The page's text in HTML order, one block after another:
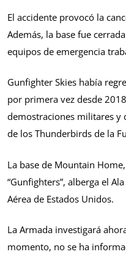
El accidente provocó la
Además, la base fue
equipos de emergencia
Gunfighter Skies había
por primera vez desde
demostraciones militares y
de los Thunderbirds de la
La base de Mountain
“Gunfighters”, alberga el
Aérea de Estados Unidos.
La Armada investigará
momento, no se ha